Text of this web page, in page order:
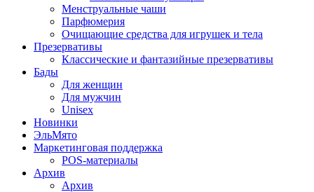
Менструальные чаши
Парфюмерия
Очищающие средства для игрушек и тела
Презервативы
Классические и фантазийные презервативы
Бады
Для женщин
Для мужчин
Unisex
Новинки
ЭльМято
Маркетинговая поддержка
POS-материалы
Архив
Архив